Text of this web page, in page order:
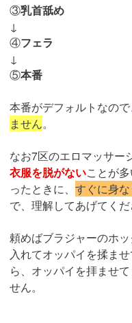
③乳首舐め
↓
④フェラ
↓
⑤本番
本番がデフォルトなので
ません。
なお7区のエロマッサー
衣服を脱がないことが
ったときに、 すぐに身
で、理解してあげてくだ
頼めばブラジャーのホ
入れてオッパイを揉ま
ら、オッパイを拝ませ
せん。